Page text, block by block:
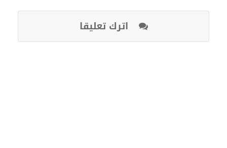
اترك تعليقا